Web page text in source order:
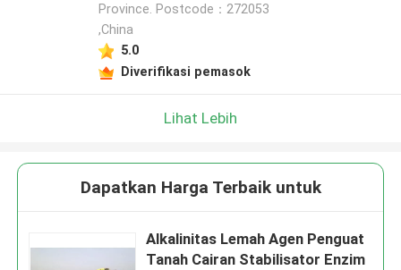
Province. Postcode：272053
,China
5.0
Diverifikasi pemasok
Lihat Lebih
Dapatkan Harga Terbaik untuk
Alkalinitas Lemah Agen Penguat
Tanah Cairan Stabilisator Enzim